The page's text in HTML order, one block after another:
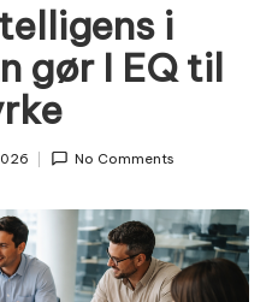
i
gør I EQ til
No Comments